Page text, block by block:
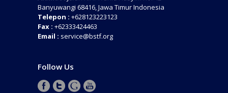
Banyuwangi 68416, Jawa Timur Indonesia
Telepon : +628123223123
Fax : +62333424463
Email : service@bstf.org
Follow Us